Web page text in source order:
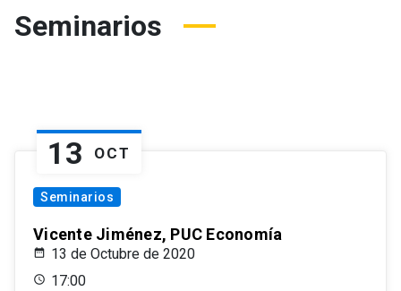
Seminarios
13 OCT
Seminarios
Vicente Jiménez, PUC Economía
13 de Octubre de 2020
17:00